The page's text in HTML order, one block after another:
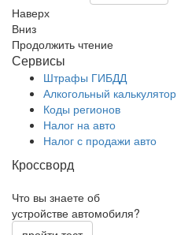
Наверх
Вниз
Продолжить чтение
Сервисы
Штрафы ГИБДД
Алкогольный калькулятор
Коды регионов
Налог на авто
Налог с продажи авто
Кроссворд
Что вы знаете об
устройстве автомобиля?